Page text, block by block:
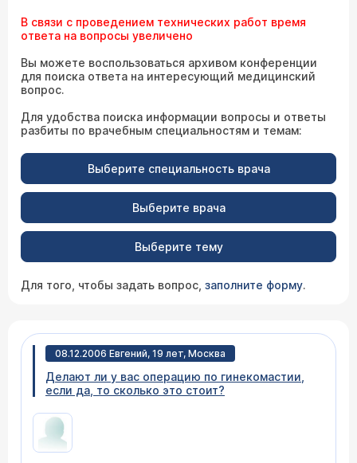
В связи с проведением технических работ время
ответа на вопросы увеличено
Вы можете воспользоваться архивом конференции
для поиска ответа на интересующий медицинский
вопрос.
Для удобства поиска информации вопросы и ответы
разбиты по врачебным специальностям и темам:
Выберите специальность врача
Выберите врача
Выберите тему
Для того, чтобы задать вопрос, заполните форму.
08.12.2006 Евгений, 19 лет, Москва
Делают ли у вас операцию по гинекомастии,
если да, то сколько это стоит?